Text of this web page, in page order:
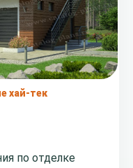
хай-тек
по отделке